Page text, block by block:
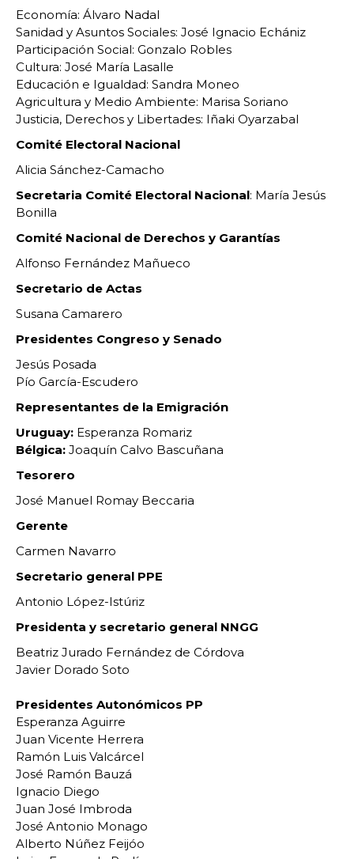
Economía: Álvaro Nadal
Sanidad y Asuntos Sociales: José Ignacio Echániz
Participación Social: Gonzalo Robles
Cultura: José María Lasalle
Educación e Igualdad: Sandra Moneo
Agricultura y Medio Ambiente: Marisa Soriano
Justicia, Derechos y Libertades: Iñaki Oyarzabal
Comité Electoral Nacional
Alicia Sánchez-Camacho
Secretaria Comité Electoral Nacional: María Jesús
Bonilla
Comité Nacional de Derechos y Garantías
Alfonso Fernández Mañueco
Secretario de Actas
Susana Camarero
Presidentes Congreso y Senado
Jesús Posada
Pío García-Escudero
Representantes de la Emigración
Uruguay: Esperanza Romariz
Bélgica: Joaquín Calvo Bascuñana
Tesorero
José Manuel Romay Beccaria
Gerente
Carmen Navarro
Secretario general PPE
Antonio López-Istúriz
Presidenta y secretario general NNGG
Beatriz Jurado Fernández de Córdova
Javier Dorado Soto
Presidentes Autonómicos PP
Esperanza Aguirre
Juan Vicente Herrera
Ramón Luis Valcárcel
José Ramón Bauzá
Ignacio Diego
Juan José Imbroda
José Antonio Monago
Alberto Núñez Feijóo